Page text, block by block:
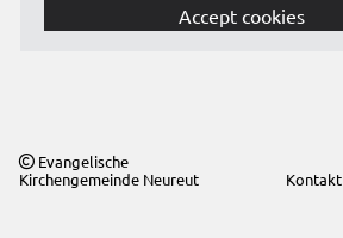
Accept cookies
 Evangelische
Kirchengemeinde Neureut
Kontakt